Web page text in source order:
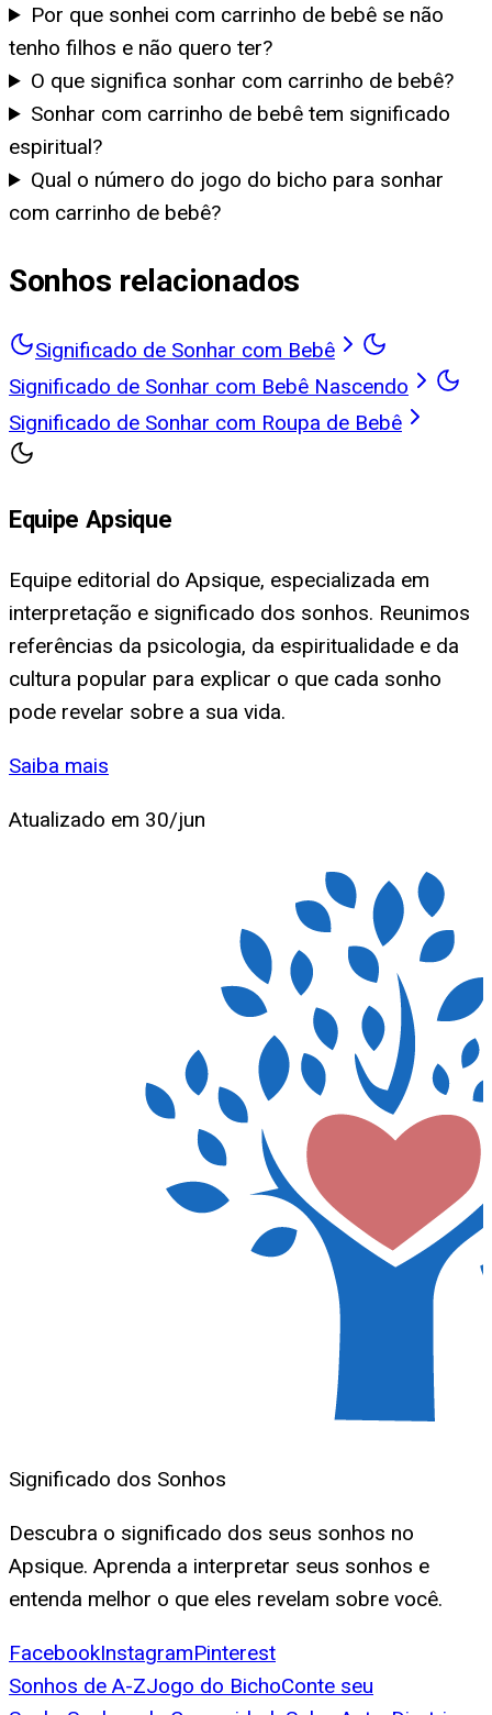
Por que sonhei com carrinho de bebê se não
tenho filhos e não quero ter?
O que significa sonhar com carrinho de bebê?
Sonhar com carrinho de bebê tem significado
espiritual?
Qual o número do jogo do bicho para sonhar
com carrinho de bebê?
Sonhos relacionados
Significado de Sonhar com Bebê
Significado de Sonhar com Bebê Nascendo
Significado de Sonhar com Roupa de Bebê
Equipe Apsique
Equipe editorial do Apsique, especializada em
interpretação e significado dos sonhos. Reunimos
referências da psicologia, da espiritualidade e da
cultura popular para explicar o que cada sonho
pode revelar sobre a sua vida.
Saiba mais
Atualizado em 30/jun
Significado dos Sonhos
Descubra o significado dos seus sonhos no
Apsique. Aprenda a interpretar seus sonhos e
entenda melhor o que eles revelam sobre você.
FacebookInstagramPinterest
Sonhos de A-ZJogo do BichoConte seu